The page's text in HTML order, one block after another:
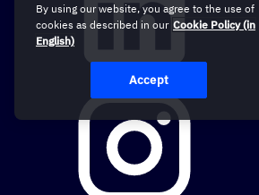
By using our website, you agree to the use of
cookies as described in our Cookie Policy (in
English)
Accept